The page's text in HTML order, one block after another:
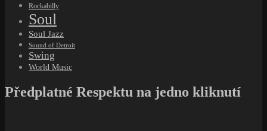
Rockabilly
Soul
Soul Jazz
Sound of Detroit
Swing
World Music
Předplatné Respektu na jedno kliknutí